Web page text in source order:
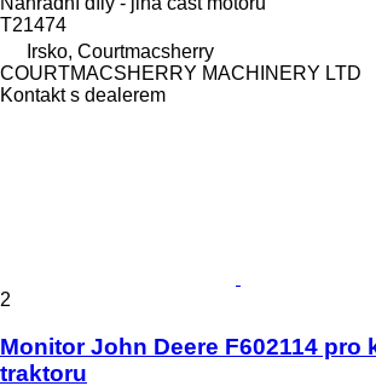
T21474
Irsko, Courtmacsherry
COURTMACSHERRY MACHINERY LTD
Kontakt s dealerem
2
Monitor John Deere F602114 pro
traktoru